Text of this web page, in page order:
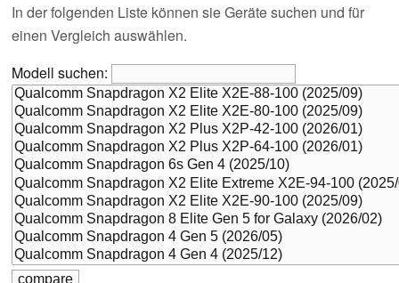
In der folgenden Liste können sie Geräte suchen und für
einen Vergleich auswählen.
Modell suchen: